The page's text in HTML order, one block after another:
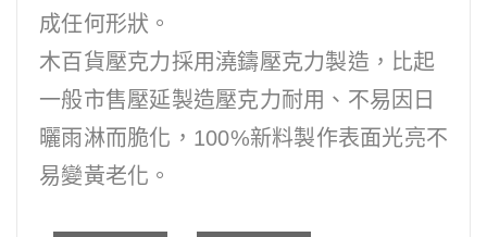
成任何形狀。
木百貨壓克力採用澆鑄壓克力製造，比起
一般市售壓延製造壓克力耐用、不易因日
曬雨淋而脆化，100%新料製作表面光亮不
易變黃老化。